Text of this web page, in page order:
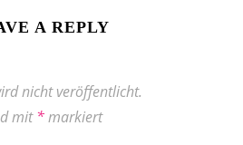
A REPLY
nicht veröffentlicht.
mit*markiert